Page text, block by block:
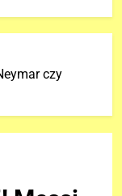
czy